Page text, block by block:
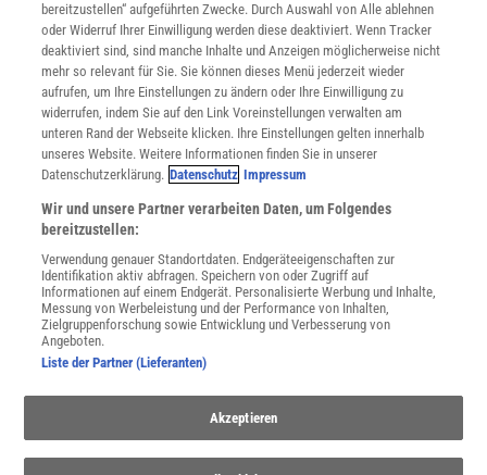
Datenschutz
Nutzungsbedingungen
Cookie-Einstellungen
Utiq verwalten
Nutzungsbasierte Onlinewerbung
Alle Artikel
Impressum
Angebote für Schulen
Angebote für Institutionen
Sprachen lernen mit Gymglish
Lexika
Für Spektrum schreiben
Zugänglichkeitserklärung
WEBSEITEN
KielSCN
Wissenschaft in die Schulen
SciLogs
bereitzustellen“ aufgeführten Zwecke. Durch Auswahl von Alle ablehnen
oder Widerruf Ihrer Einwilligung werden diese deaktiviert. Wenn Tracker
deaktiviert sind, sind manche Inhalte und Anzeigen möglicherweise nicht
mehr so relevant für Sie. Sie können dieses Menü jederzeit wieder
aufrufen, um Ihre Einstellungen zu ändern oder Ihre Einwilligung zu
widerrufen, indem Sie auf den Link Voreinstellungen verwalten am
unteren Rand der Webseite klicken. Ihre Einstellungen gelten innerhalb
unseres Website. Weitere Informationen finden Sie in unserer
Datenschutzerklärung. Datenschutz Impressum
Wir und unsere Partner verarbeiten Daten, um Folgendes
bereitzustellen:
Verwendung genauer Standortdaten. Endgeräteeigenschaften zur
Identifikation aktiv abfragen. Speichern von oder Zugriff auf
Informationen auf einem Endgerät. Personalisierte Werbung und Inhalte,
Messung von Werbeleistung und der Performance von Inhalten,
Zielgruppenforschung sowie Entwicklung und Verbesserung von
Angeboten.
Liste der Partner (Lieferanten)
Akzeptieren